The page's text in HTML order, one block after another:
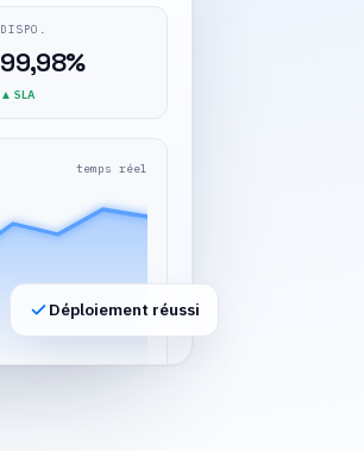
DISPO.
99,98%
▲ SLA
temps réel
Déploiement réussi